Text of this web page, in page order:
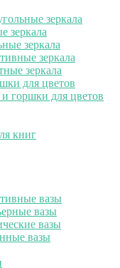
зеркала
зеркала
зеркала
зеркала
зеркала
для цветов
горшки для цветов
книг
вазы
вазы
вазы
вазы